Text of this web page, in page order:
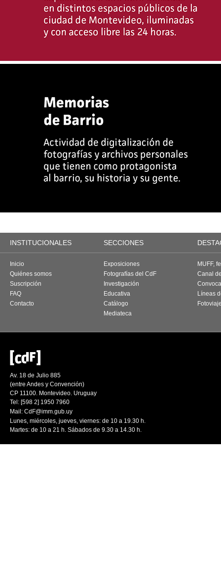
INSTITUCIONALES SECCIONES
Inicio
Quiénes somos
Suscripción
FAQ
Contacto
Exposiciones
Fotografías del CdF
Investigación
Educativa
Catálogo
Mediateca
MUFF,
Canal
Líneas
Av. 18 de Julio 885
(entre Andes y Convención)
CP 11100. Montevideo. Uruguay
Tel: [598 2] 1950 7960
Mail: CdF@imm.gub.uy
Lunes, miércoles, jueves, viernes: de 10 a 19.30 h.
Martes: de 10 a 21 h. Sábados de 9.30 a 14.30 h.